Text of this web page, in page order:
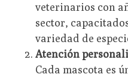
veterinarios con
sector,
variedad de
Atención
Cada mascota es